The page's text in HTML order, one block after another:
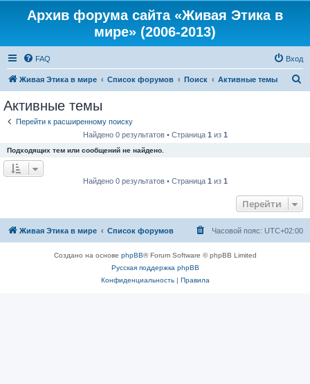
Архив форума сайта «Живая Этика в
мире» (2006-2013)
FAQ Вход
Живая Этика в мире Список форумов Поиск Активные темы
Активные темы
Перейти к расширенному поиску
Найдено 0 результатов • Страница 1 из 1
Подходящих тем или сообщений не найдено.
Найдено 0 результатов • Страница 1 из 1
Перейти
Живая Этика в мире Список форумов Часовой пояс: UTC+02:00
Создано на основе phpBB® Forum Software © phpBB Limited
Русская поддержка phpBB
Конфиденциальность| Правила